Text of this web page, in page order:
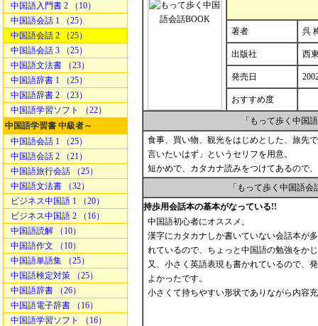
中国語入門書 2 （10）
中国語会話 1 （25）
中国語会話 2 （25）
中国語会話 3 （25）
中国語文法書 （23）
中国語辞書 1 （25）
中国語辞書 2 （23）
中国語学習ソフト （22）
中国語学習書 中級者～
中国語会話 1 （25）
中国語会話 2 （21）
中国語旅行会話 （25）
中国語文法書 （32）
ビジネス中国語 1 （20）
ビジネス中国語 2 （16）
中国語読解 （10）
中国語作文 （10）
中国語単語集 （25）
中国語検定対策 （25）
中国語辞書 （26）
中国語電子辞書 （16）
中国語学習ソフト （16）
著者 呉
出版社 西
発売日
おすすめ度
「もって歩く中国
食事、買い物、観光をはじめとした、旅先
言いたいはず」というセリフを用意。
短かめで、カタカナ読みをつけてあるので
「もって歩く中国語
持歩用会話本の基本がなっている!!
中国語初心者にオススメ。
漢字にカタカナしか書いていない会話本が
れているので、ちょっと中国語の勉強をか
又、小さく英語表現も書かれているので、
よかったです。
小さくて持ちやすい形状でありながら内容